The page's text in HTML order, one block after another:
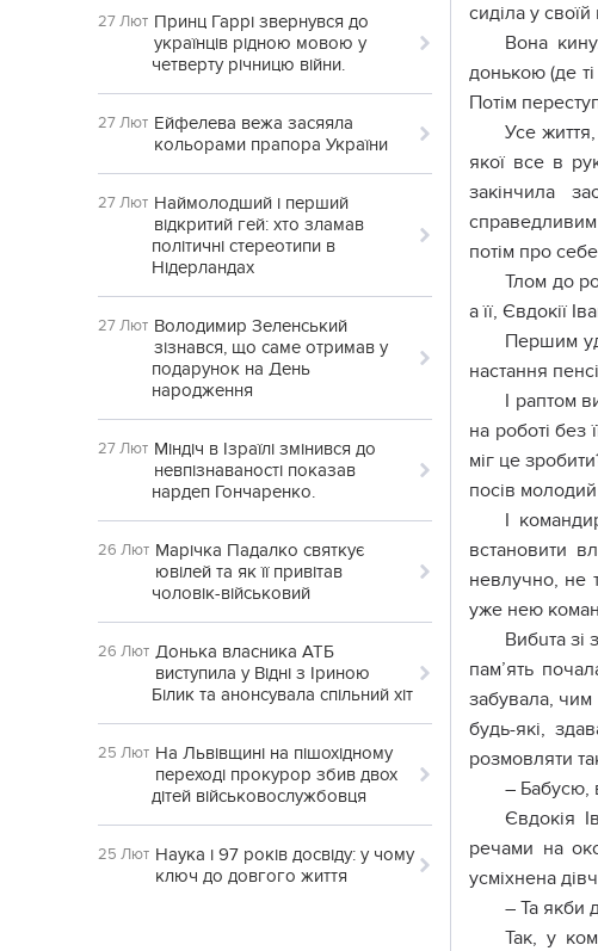
27 Лют Принц Гаррі звернувся до
українців рідною мовою у
четверту річницю війни.
27 Лют Ейфелева вежа засяяла
кольорами прапора України
27 Лют Наймолодший і перший
відкритий гей: хто зламав
політичні стереотипи в
Нідерландах
27 Лют Володимир Зеленський
зізнався, що саме отримав у
подарунок на День
народження
27 Лют Міндіч в Ізраїлі змінився до
невпізнаваності показав
нардеп Гончаренко.
26 Лют Марічка Падалко святкує
ювілей та як її привітав
чоловік-військовий
26 Лют Донька власника АТБ
виступила у Відні з Іриною
Білик та анонсувала спільний хіт
25 Лют На Львівщині на пішохідному
переході прокурор збив двох
дітей військовослужбовця
25 Лют Наука і 97 років досвіду: у чому
ключ до довгого життя
сиділа у
Вона
донькою (де
Потім
Усе
якої все в
закінчила
справедливим
потім про
Тлом до
а її, Євдокії
Першим
настання
І раптом
на роботі без
міг це
посів
І
встановити
невлучно, не
уже нею
Вибuта зі
пам’ять
забувала, чим
будь-які,
розмовляти
– Бабусю,
Євдокія
речами на
усміхнена
– Та якби
Так, у